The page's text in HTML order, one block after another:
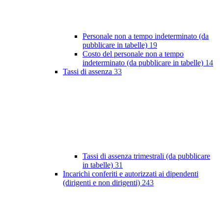
Personale non a tempo indeterminato (da
pubblicare in tabelle) 19
Costo del personale non a tempo
indeterminato (da pubblicare in tabelle) 14
Tassi di assenza 33
Tassi di assenza trimestrali (da pubblicare
in tabelle) 31
Incarichi conferiti e autorizzati ai dipendenti
(dirigenti e non dirigenti) 243